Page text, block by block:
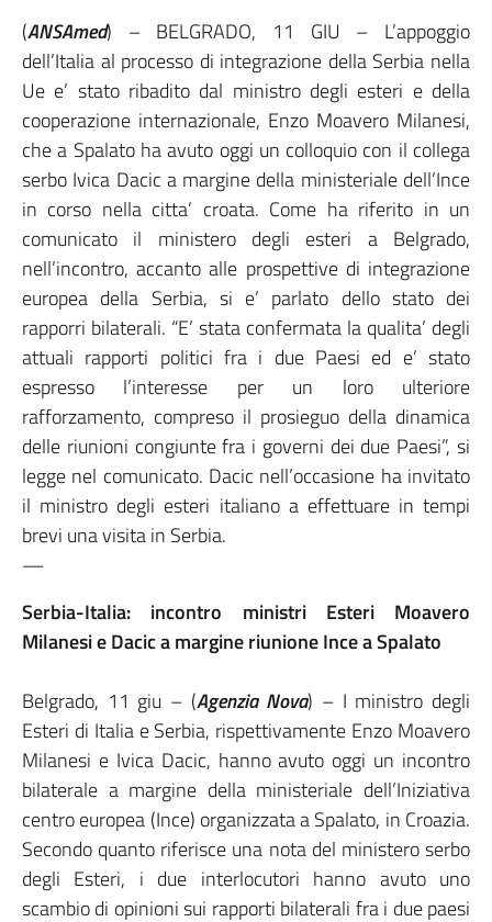
(ANSAmed) – BELGRADO, 11 GIU – L’appoggio
dell’Italia al processo di integrazione della Serbia nella
Ue e’ stato ribadito dal ministro degli esteri e della
cooperazione internazionale, Enzo Moavero Milanesi,
che a Spalato ha avuto oggi un colloquio con il collega
serbo Ivica Dacic a margine della ministeriale dell’Ince
in corso nella citta’ croata. Come ha riferito in un
comunicato il ministero degli esteri a Belgrado,
nell’incontro, accanto alle prospettive di integrazione
europea della Serbia, si e’ parlato dello stato dei
rapporri bilaterali. “E’ stata confermata la qualita’ degli
attuali rapporti politici fra i due Paesi ed e’ stato
espresso l’interesse per un loro ulteriore
rafforzamento, compreso il prosieguo della dinamica
delle riunioni congiunte fra i governi dei due Paesi”, si
legge nel comunicato. Dacic nell’occasione ha invitato
il ministro degli esteri italiano a effettuare in tempi
brevi una visita in Serbia.
—
Serbia-Italia: incontro ministri Esteri Moavero
Milanesi e Dacic a margine riunione Ince a Spalato
Belgrado, 11 giu – (Agenzia Nova) – I ministro degli
Esteri di Italia e Serbia, rispettivamente Enzo Moavero
Milanesi e Ivica Dacic, hanno avuto oggi un incontro
bilaterale a margine della ministeriale dell’Iniziativa
centro europea (Ince) organizzata a Spalato, in Croazia.
Secondo quanto riferisce una nota del ministero serbo
degli Esteri, i due interlocutori hanno avuto uno
scambio di opinioni sui rapporti bilaterali fra i due paesi